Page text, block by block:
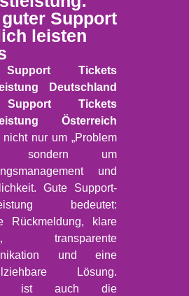
Support
leisten
Support Tickets
Deutschland
Support Tickets
Österreich
nur um „Problem
sondern um
und
Gute Support-
bedeutet:
Rückmeldung, klare
transparente
und eine
Lösung.
ist auch die